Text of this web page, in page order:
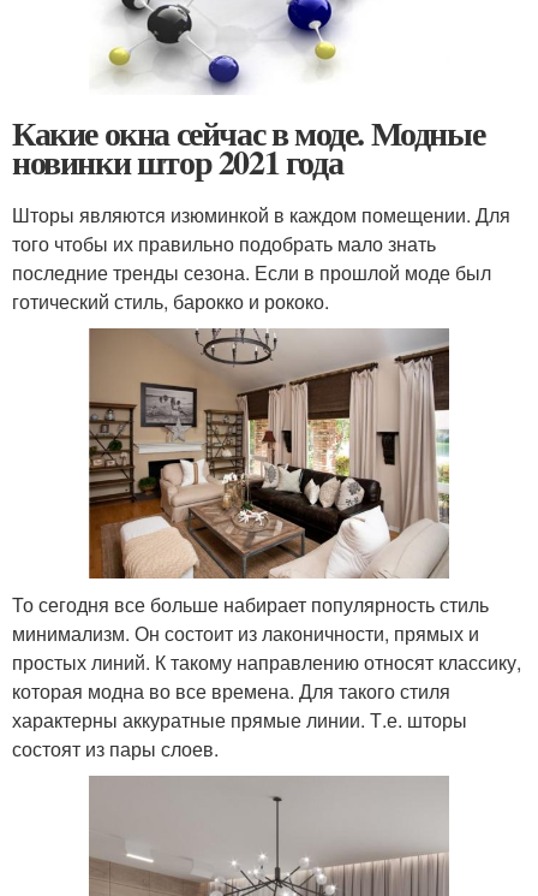
Какие окна сейчас в моде. Модные
новинки штор 2021 года
Шторы являются изюминкой в каждом помещении. Для
того чтобы их правильно подобрать мало знать
последние тренды сезона. Если в прошлой моде был
готический стиль, барокко и рококо.
То сегодня все больше набирает популярность стиль
минимализм. Он состоит из лаконичности, прямых и
простых линий. К такому направлению относят классику,
которая модна во все времена. Для такого стиля
характерны аккуратные прямые линии. Т.е. шторы
состоят из пары слоев.